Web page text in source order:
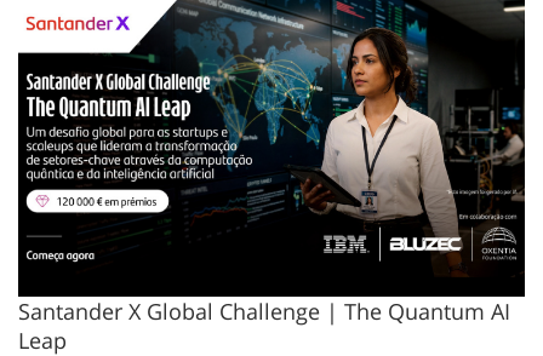
Santander X Global Challenge | The Quantum AI
Leap